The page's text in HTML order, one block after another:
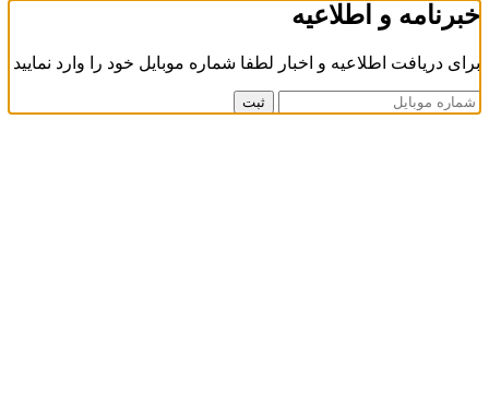
خبرنامه و اطلاعیه
برای دریافت اطلاعیه و اخبار لطفا شماره موبایل خود را وارد نمایید
ثبت